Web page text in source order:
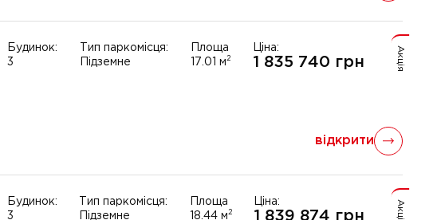
Акція
Будинок:
3
Тип паркомісця:
Підземне
Площа
17.01
м 2
Ціна:
1 835 740 грн
відкрити
Акція
Будинок:
3
Тип паркомісця:
Підземне
Площа
18.44 м 2
Ціна:
1 839 874 грн